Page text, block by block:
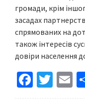
громади, крім
засадах
спрямованих на
також інтересів
довіри населення
Fa
ce
T
wi
E